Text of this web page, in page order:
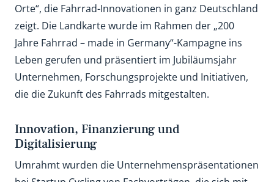
Orte“, die Fahrrad-Innovationen in ganz Deutschland
zeigt. Die Landkarte wurde im Rahmen der „200
Jahre Fahrrad – made in Germany“-Kampagne ins
Leben gerufen und präsentiert im Jubiläumsjahr
Unternehmen, Forschungsprojekte und Initiativen,
die die Zukunft des Fahrrads mitgestalten.
Innovation, Finanzierung und
Digitalisierung
Umrahmt wurden die Unternehmenspräsentationen